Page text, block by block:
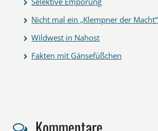
Nicht mal ein „Klempner der Macht“
Wildwest in Nahost
Fakten mit Gänsefüßchen